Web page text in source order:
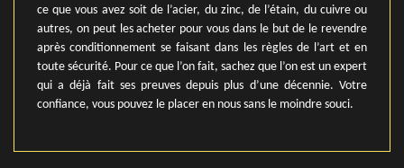
ce que vous avez soit de l’acier, du zinc, de l’étain, du cuivre ou
autres, on peut les acheter pour vous dans le but de le revendre
après conditionnement se faisant dans les règles de l’art et en
toute sécurité. Pour ce que l’on fait, sachez que l’on est un expert
qui a déjà fait ses preuves depuis plus d’une décennie. Votre
confiance, vous pouvez le placer en nous sans le moindre souci.